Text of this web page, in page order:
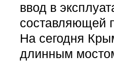
ввод в
составляющей
На сегодня
длинным